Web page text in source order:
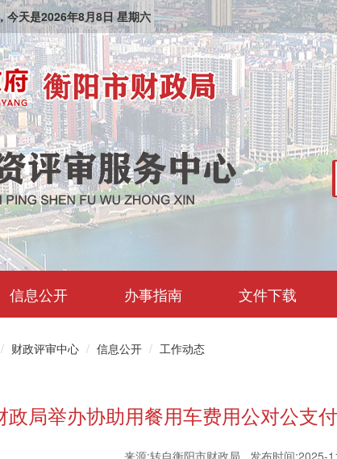
今天是2026年8月8日星期六
信息公开 办事指南 文件下载
财政评审中心 信息公开 工作动态
政局举办协助用餐用车费用公对公支
来源:转自衡阳市财政局 发布时间:2025-